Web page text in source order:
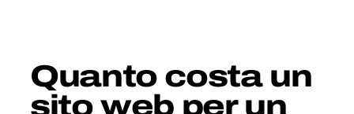
Quanto costa un
sito web per un